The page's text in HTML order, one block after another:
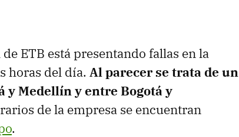
ETB está presentando fallas en la
horas del día. Al parecer se trata de un
y Medellín y entre Bogotá y
de la empresa se encuentran
.